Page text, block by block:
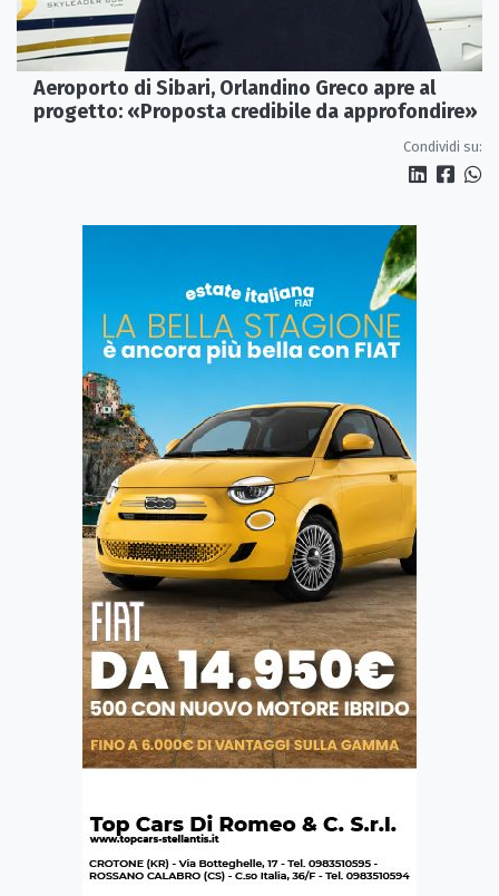
Aeroporto di Sibari, Orlandino Greco apre al
progetto: «Proposta credibile da approfondire»
Condividi su: